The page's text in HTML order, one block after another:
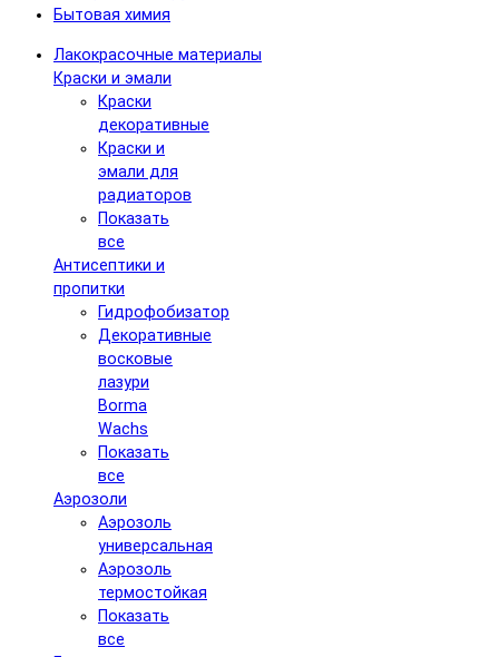
Бытовая химия
Лакокрасочные материалы
Краски и эмали
Краски
декоративные
Краски и
эмали для
радиаторов
Показать
все
Антисептики и
пропитки
Гидрофобизатор
Декоративные
восковые
лазури
Borma
Wachs
Показать
все
Аэрозоли
Аэрозоль
универсальная
Аэрозоль
термостойкая
Показать
все